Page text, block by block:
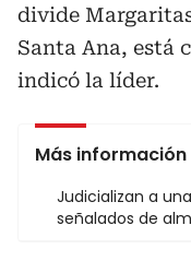
divide
Santa Ana, está
indicó la líder.
Más información
Judicializan a
señalados de